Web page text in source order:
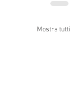
Mostra tutti